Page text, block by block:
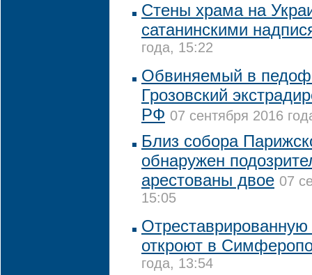
Стены храма на
сатанинскими
года, 15:22
Обвиняемый в
Грозовский
РФ 07 сентября 2016
Близ собора
обнаружен
арестованы двое 07
15:05
откроют в
года, 13:54